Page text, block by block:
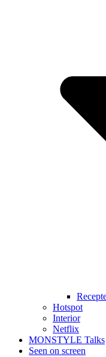
Hotspot
Interior
Netflix
MONSTYLE Talks
Seen on screen